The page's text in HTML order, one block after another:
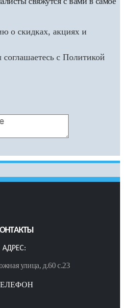
о скидках, акциях и
с Политикой
АДРЕС:
улица, д.60 с.23